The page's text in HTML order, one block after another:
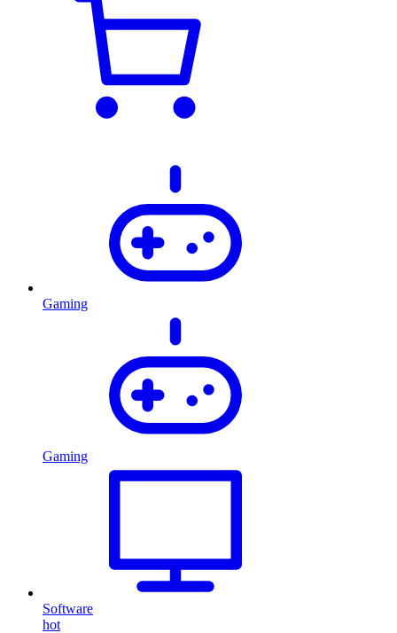
Gaming
Gaming
Software
hot